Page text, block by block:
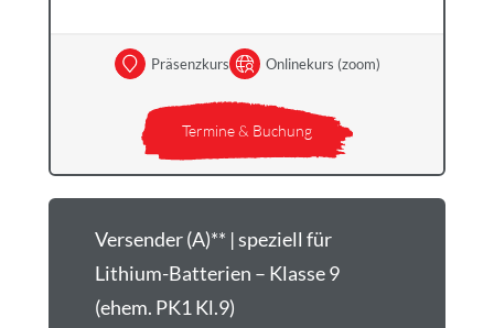
Termine & Buchung
Präsenzkurs Onlinekurs (zoom)
Versender (A)** | speziell für
Lithium-Batterien – Klasse 9
(ehem. PK1 Kl.9)